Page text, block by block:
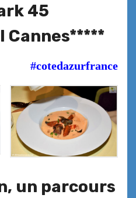
45
Cannes*****
#cotedazurfrance
un parcours